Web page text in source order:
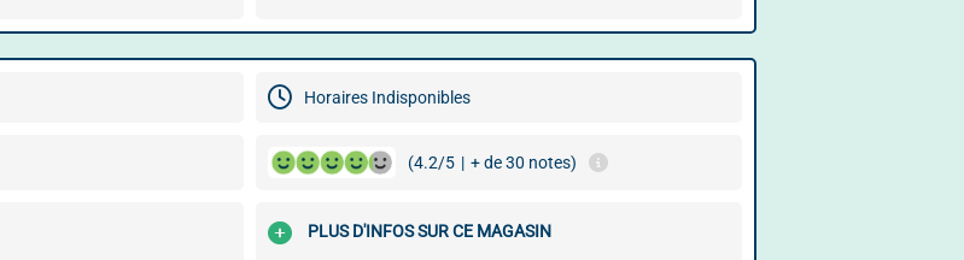
Horaires Indisponibles
(4.2/5 | + de 30 notes)
PLUS D'INFOS SUR CE MAGASIN